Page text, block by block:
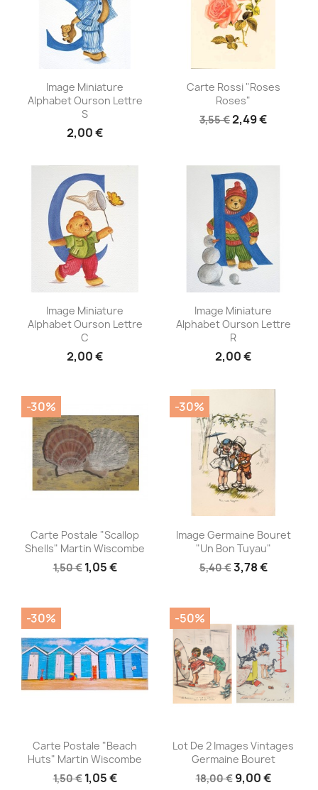
Aperçu rapide
Image Miniature
Alphabet Ourson Lettre
S
2,00 €
Aperçu rapide
Carte Rossi "Roses
Roses"
3,55 €2,49 €
Aperçu rapide
Image Miniature
Alphabet Ourson Lettre
C
2,00 €
Aperçu rapide
Image Miniature
Alphabet Ourson Lettre
R
2,00 €
Aperçu rapide
Carte Postale "Scallop
Shells" Martin Wiscombe
1,50 € 1,05 €
-30%
Aperçu rapide
Image Germaine Bouret
"Un Bon Tuyau"
5,40 €3,78 €
-30%
Aperçu rapide
Carte Postale "Beach
Huts" Martin Wiscombe
1,50 € 1,05 €
-30%
Aperçu rapide
Lot De 2 Images Vintages
Germaine Bouret
18,00 € 9,00 €
-50%